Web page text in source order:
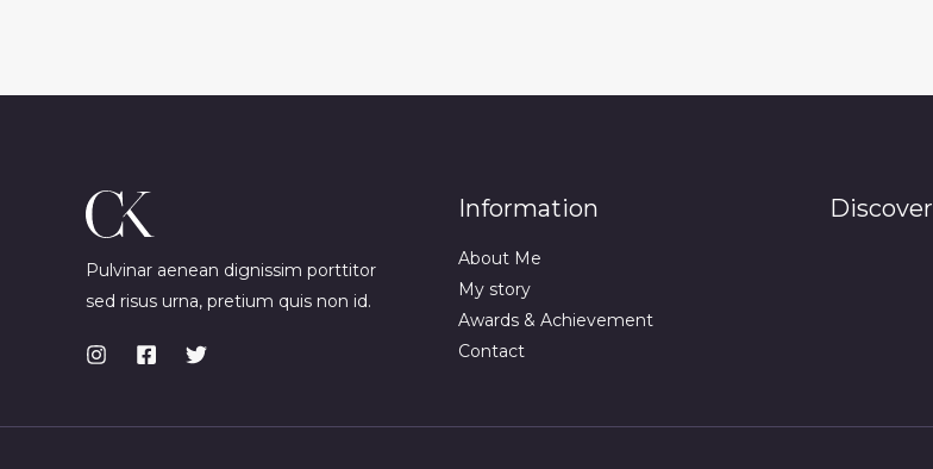
Pulvinar aenean dignissim porttitor
sed risus urna, pretium quis non id.
Information
About Me
My story
Awards & Achievement
Contact
Discover